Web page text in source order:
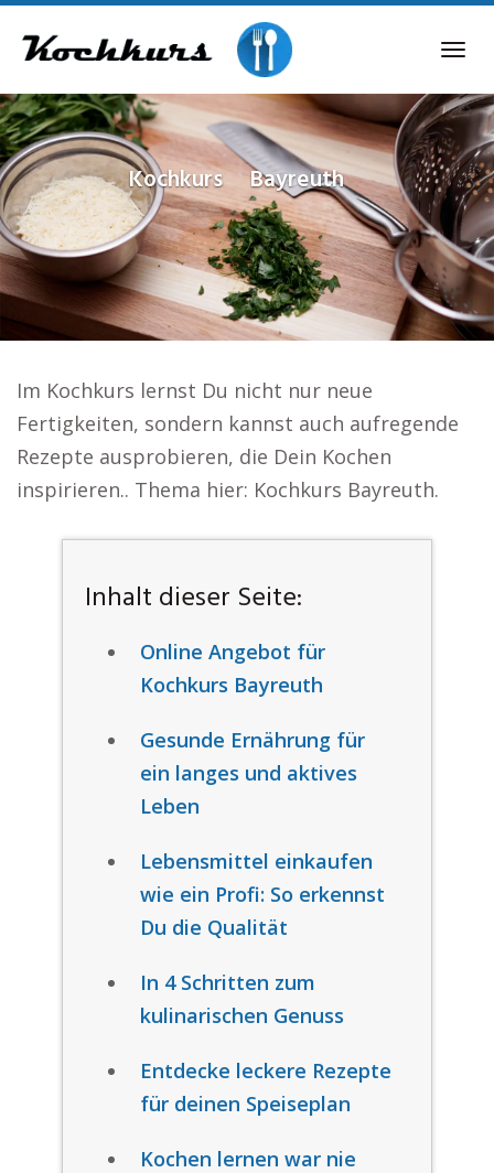
content
Kochkurs Bayreuth
Im Kochkurs lernst Du nicht nur neue
Fertigkeiten, sondern kannst auch aufregende
Rezepte ausprobieren, die Dein Kochen
inspirieren.. Thema hier: Kochkurs Bayreuth.
Inhalt dieser Seite:
Online Angebot für
Kochkurs Bayreuth
Gesunde Ernährung für
ein langes und aktives
Leben
Lebensmittel einkaufen
wie ein Profi: So erkennst
Du die Qualität
In 4 Schritten zum
kulinarischen Genuss
Entdecke leckere Rezepte
für deinen Speiseplan
Kochen lernen war nie